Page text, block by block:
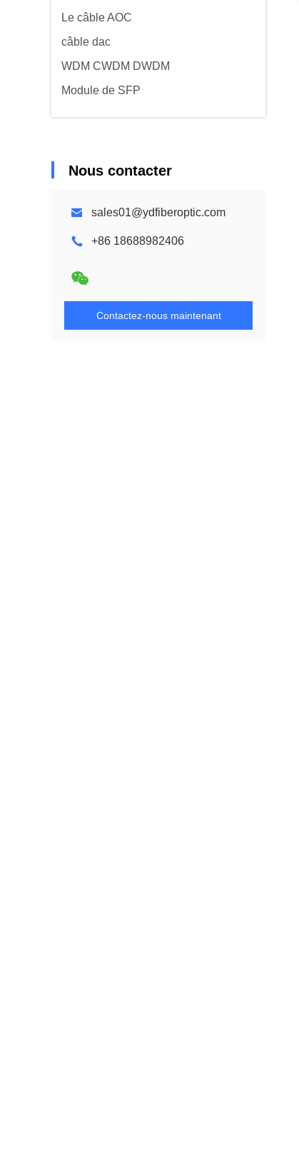
Le câble AOC
câble dac
WDM CWDM DWDM
Module de SFP
Nous contacter
sales01@ydfiberoptic.com
+86 18688982406
Contactez-nous maintenant